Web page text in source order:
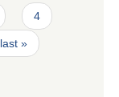
4
last »